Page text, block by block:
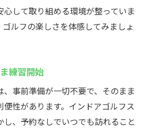
心して取り組める環境が整っていま
ルフの楽しさを体感してみましょ
練習開始
、事前準備が一切不要で、そのまま
性があります。インドアゴルフス
し、予約なしでいつでも訪れること